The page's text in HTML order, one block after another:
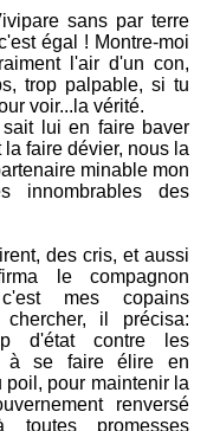
sans par terre
égal ! Montre-moi
l'air d'un con,
trop palpable, si tu
voir...la vérité.
lui en faire baver
faire dévier, nous la
minable mon
innombrables des
des cris, et aussi
le compagnon
mes copains
il précisa:
d'état contre les
à se faire élire en
poil, pour maintenir la
renversé
promesses